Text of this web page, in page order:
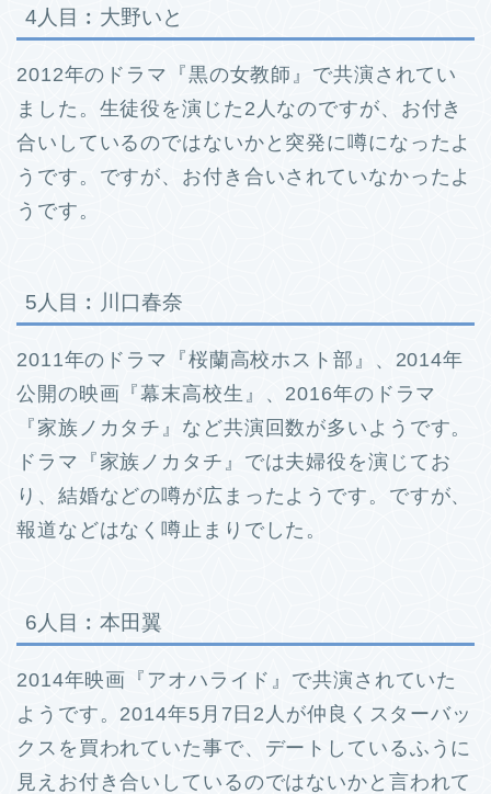
4人目︰大野いと
2012年のドラマ『黒の女教師』で共演されてい
ました。 生徒役を演じた2人なのですが、お付き
合いしているのではないかと突発に噂になったよ
うです。 ですが、お付き合いされていなかったよ
うです。
5人目︰川口春奈
2011年のドラマ『桜蘭高校ホスト部』、2014年
公開の映画『幕末高校生』、2016年のドラマ
『家族ノカタチ』など共演回数が多いようです。
ドラマ『家族ノカタチ』では夫婦役を演じてお
り、結婚などの噂が広まったようです。 ですが、
報道などはなく噂止まりでした。
6人目︰本田翼
2014年映画『アオハライド』で共演されていた
ようです。 2014年5月7日2人が仲良くスターバッ
クスを買われていた事で、デートしているふうに
見えお付き合いしているのではないかと言われて